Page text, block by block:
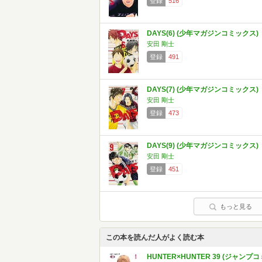
DAYS(6) (少年マガジンコミックス)
安田 剛士
登録
491
DAYS(7) (少年マガジンコミックス)
安田 剛士
登録
473
DAYS(9) (少年マガジンコミックス)
安田 剛士
登録
451
もっと見る
この本を読んだ人がよく読む本
HUNTER×HUNTER 39 (ジャンプコ